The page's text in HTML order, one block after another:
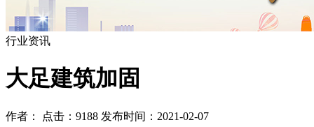
行业资讯
大足建筑加固
作者： 点击：9188 发布时间：2021-02-07